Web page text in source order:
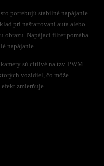
potrebujú stabilné napájanie
pri naštartovaní auta alebo
Napájací filter pomáha
napájanie.
sú citlivé na tzv. PWM
vozidiel, čo môže
zmierňuje.